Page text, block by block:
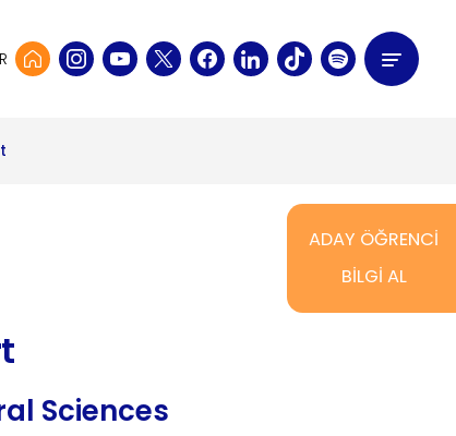
Sciences
ADAY ÖĞRENCİ
BİLGİ AL